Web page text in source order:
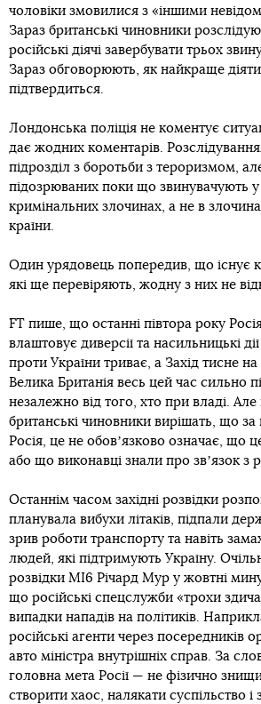
чоловіки змовилися з «іншими
Зараз британські чиновники
російські діячі завербувати трьох
Зараз обговорюють, як найкраще
підтвердиться.
Лондонська поліція не коментує
дає жодних коментарів.
підрозділ з боротьби з тероризмом,
підозрюваних поки що звинувачують
кримінальних злочинах, а не в
країни.
Один урядовець попередив, що існує
які ще перевіряють, жодну з них не
FT пише, що останні півтора року
влаштовує диверсії та насильницькі
проти України триває, а Захід тисне
Велика Британія весь цей час сильно
незалежно від того, хто при владі. Але
британські чиновники вирішать, що за
Росія, це не обовʼязково означає, що
або що виконавці знали про звʼязок з
Останнім часом західні розвідки
планувала вибухи літаків, підпали
зрив роботи транспорту та навіть
людей, які підтримують Україну.
розвідки MI6 Річард Мур у жовтні
що російські спецслужби «трохи
випадки нападів на політиків.
російські агенти через посередників
авто міністра внутрішніх справ. За
головна мета Росії — не фізично
створити хаос, налякати суспільство і